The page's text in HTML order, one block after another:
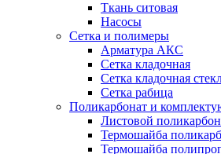
Ткань ситовая
Насосы
Сетка и полимеры
Арматура АКС
Сетка кладочная
Сетка кладочная
Сетка рабица
Поликарбонат и
Листовой
Термошайба
Термошайба